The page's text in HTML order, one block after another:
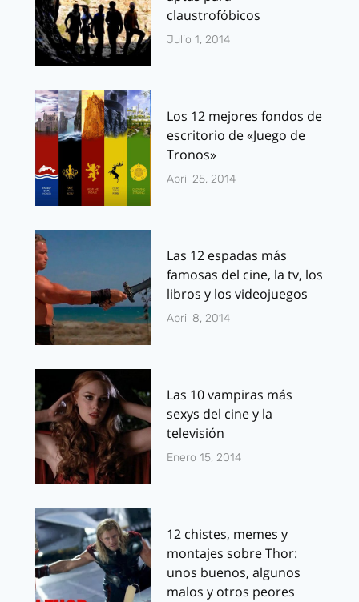
claustrofóbicos
Julio 1, 2014
Los 12 mejores fondos de
escritorio de «Juego de
Tronos»
Abril 25, 2014
Las 12 espadas más
famosas del cine, la tv, los
libros y los videojuegos
Abril 8, 2014
Las 10 vampiras más
sexys del cine y la
televisión
Enero 15, 2014
12 chistes, memes y
montajes sobre Thor:
unos buenos, algunos
malos y otros peores